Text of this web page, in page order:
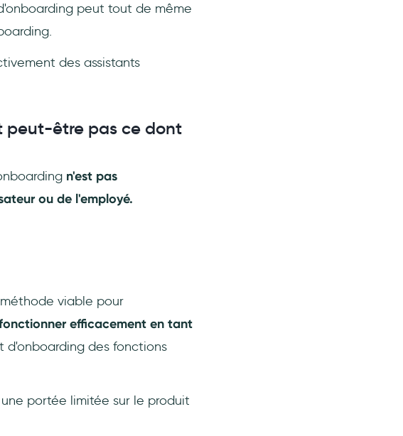
peut tout de même
des assistants
peut-être pas ce dont
n'est pas
ou de l'employé.
viable pour
efficacement en tant
d'onboarding des fonctions
portée limitée sur le produit